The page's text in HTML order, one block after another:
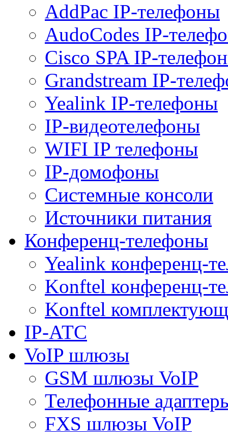
AddPac IP-телефоны
AudoCodes IP-
Cisco SPA IP-
Grandstream IP-
Yealink IP-телефоны
IP-видеотелефоны
WIFI IP телефоны
IP-домофоны
Системные консоли
Источники питания
Конференц-телефоны
Yealink конференц-
Konftel конференц-
Konftel
IP-АТС
VoIP шлюзы
GSM шлюзы VoIP
Телефонные
FXS шлюзы VoIP